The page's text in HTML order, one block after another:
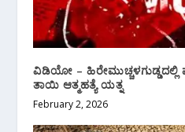
ವಿಡಿಯೋ –
ತಾಯಿ ಆತ್ಮಹತ್ಯೆ ಯತ್ನ
February 2, 2026